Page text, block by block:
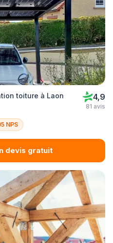
toiture à Laon 4,9
81 avis
NPS
devis gratuit